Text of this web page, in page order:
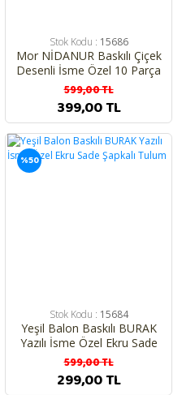
Stok Kodu : 15686
Mor NİDANUR Baskılı Çiçek
Desenli İsme Özel 10 Parça
Hastane Çıkış Seti
599,00 TL
399,00 TL
%50
Stok Kodu : 15684
Yeşil Balon Baskılı BURAK
Yazılı İsme Özel Ekru Sade
Şapkalı Tulum
599,00 TL
299,00 TL